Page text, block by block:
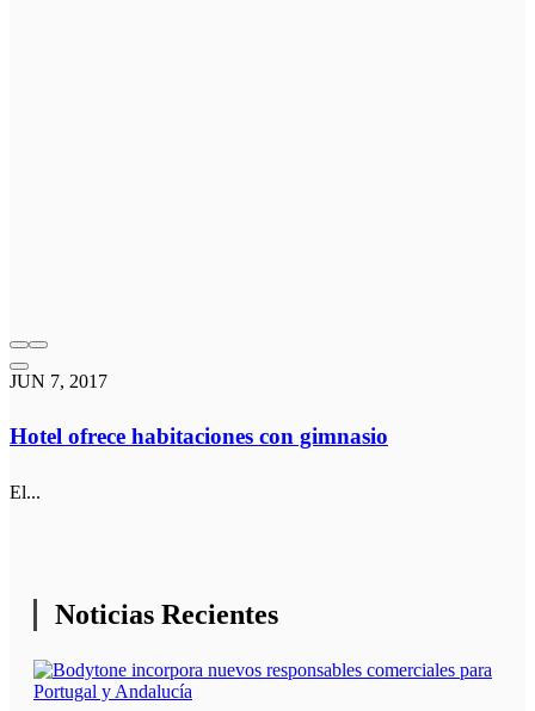
JUN 7, 2017
Hotel ofrece habitaciones con gimnasio
El...
Noticias Recientes